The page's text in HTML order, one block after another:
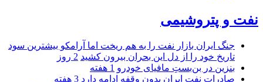
نفت و پتروشیمی
جنگ ایران بازار نفت را به هم ریخت اما آرامکو بیشترین سود
تاریخ خود را از دل این بحران بیرون کشید 2 روز
بنزین در بن‌بستِ مافیای خودرو 1 هفته
صادرات نفت ایران بدون وقفه ادامه دارد 3 هفته